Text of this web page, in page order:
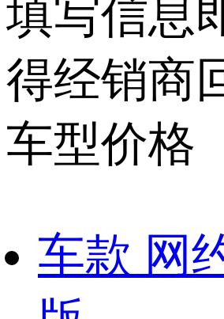
填写信息
得经销商
车型价格
车款 网